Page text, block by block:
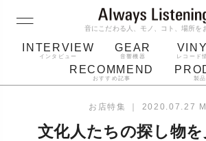
音にこだわる人、モノ、コト、場所を
INTERVIEW
インタビュー
GEAR
音響機器 レコード
RECOMMEND
おすすめ記事 製
ジャケット bluetooth
お店特集 ｜ 2020.07.27
文化人たちの探し物